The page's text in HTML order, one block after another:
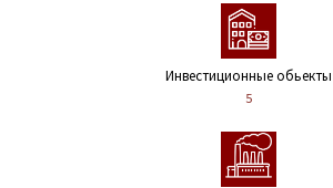
Инвестиционные обьекты
5